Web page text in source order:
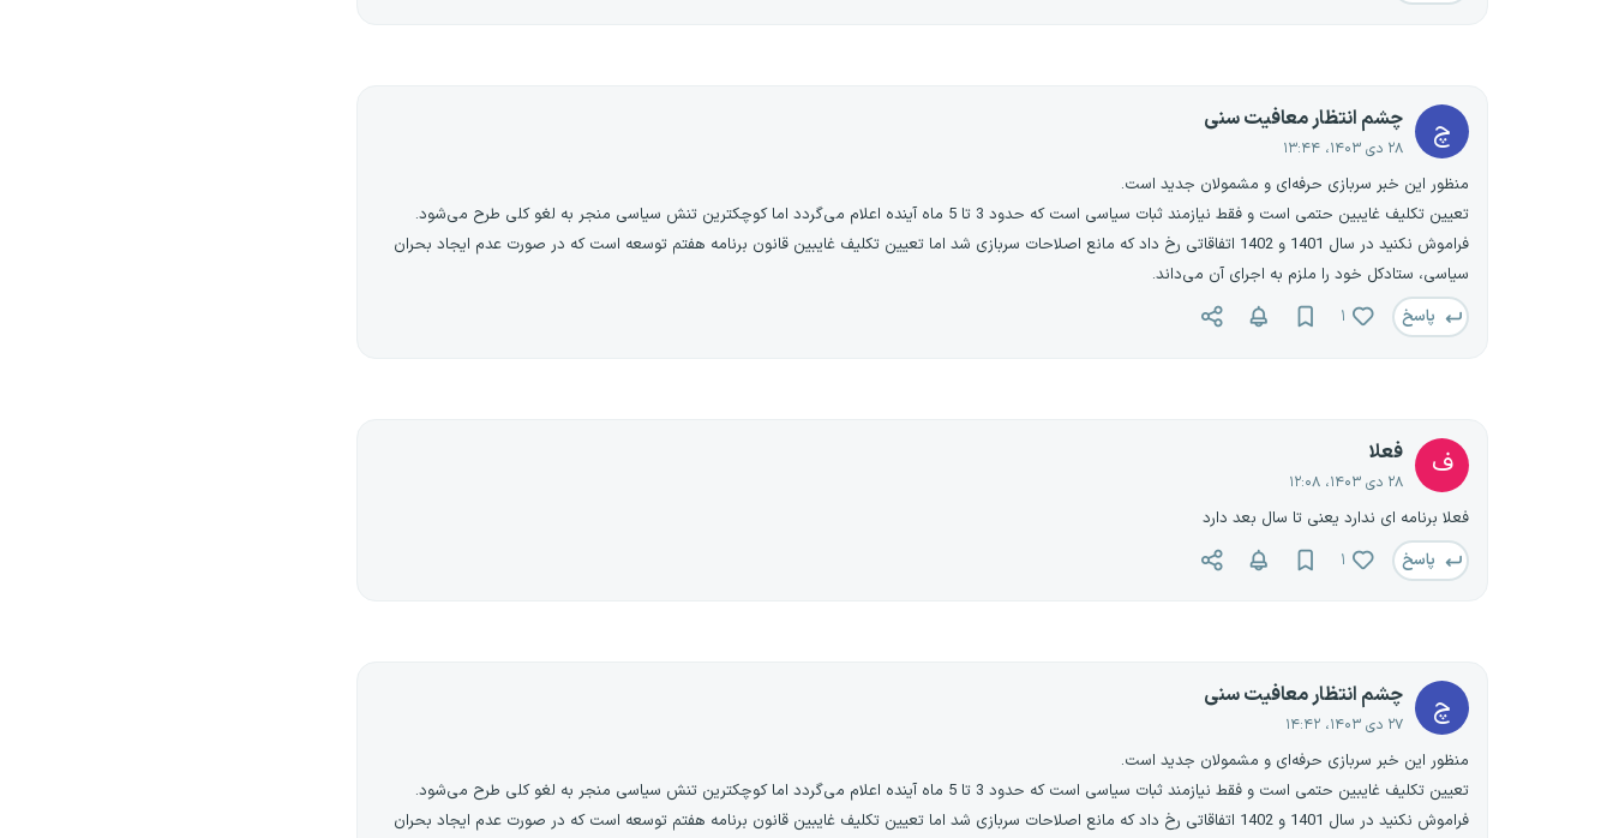
چ چشم انتظار معافیت سنی
۲۸ دی ۱۴۰۳، ۱۳:۴۴
منظور این خبر سربازی حرفه‌ای و مشمولان جدید است.
تعیین تکلیف غایبین حتمی‌ است و فقط نیازمند ثبات سیاسی است که حدود 3 تا 5 ماه آینده اعلام می‌گردد اما کوچکترین تنش سیاسی منجر به لغو کلی طرح می‌شود.
فراموش نکنید در سال 1401 و 1402 اتفاقاتی رخ داد که مانع اصلاحات سربازی شد اما تعیین تکلیف غایبین قانون برنامه هفتم توسعه است که در صورت عدم ایجاد بحران
سیاسی، ستادکل خود را ملزم به اجرای آن می‌داند.
پاسخ
۱
ف فعلا
۲۸ دی ۱۴۰۳، ۱۲:۰۸
فعلا برنامه ای ندارد یعنی تا سال بعد دارد
پاسخ
۱
چ چشم انتظار معافیت سنی
۲۷ دی ۱۴۰۳، ۱۴:۴۲
منظور این خبر سربازی حرفه‌ای و مشمولان جدید است.
تعیین تکلیف غایبین حتمی‌ است و فقط نیازمند ثبات سیاسی است که حدود 3 تا 5 ماه آینده اعلام می‌گردد اما کوچکترین تنش سیاسی منجر به لغو کلی طرح می‌شود.
فراموش نکنید در سال 1401 و 1402 اتفاقاتی رخ داد که مانع اصلاحات سربازی شد اما تعیین تکلیف غایبین قانون برنامه هفتم توسعه است که در صورت عدم ایجاد بحران